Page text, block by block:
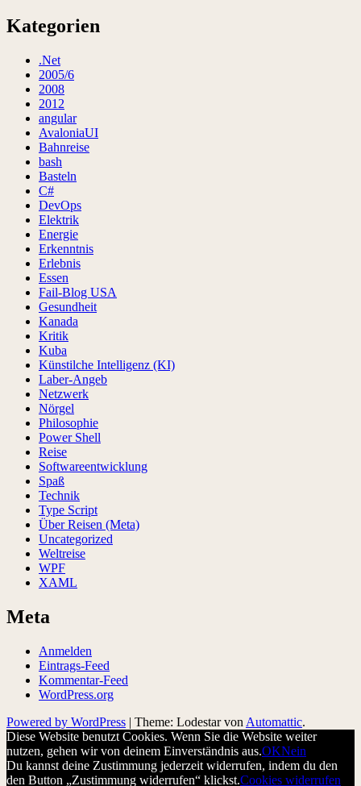
Kategorien
.Net
2005/6
2008
2012
angular
AvaloniaUI
Bahnreise
bash
Basteln
C#
DevOps
Elektrik
Energie
Erkenntnis
Erlebnis
Essen
Fail-Blog USA
Gesundheit
Kanada
Kritik
Kuba
Künstilche Intelligenz (KI)
Laber-Angeb
Netzwerk
Nörgel
Philosophie
Power Shell
Reise
Softwareentwicklung
Spaß
Technik
Type Script
Über Reisen (Meta)
Uncategorized
Weltreise
WPF
XAML
Meta
Anmelden
Eintrags-Feed
Kommentar-Feed
WordPress.org
Powered by WordPress | Theme: Lodestar von Automattic.
Diese Website benutzt Cookies. Wenn Sie die Website weiter
nutzen, gehen wir von deinem Einverständnis aus.OKNein
Du kannst deine Zustimmung jederzeit widerrufen, indem du den
den Button „Zustimmung widerrufen“ klickst.Cookies widerrufen